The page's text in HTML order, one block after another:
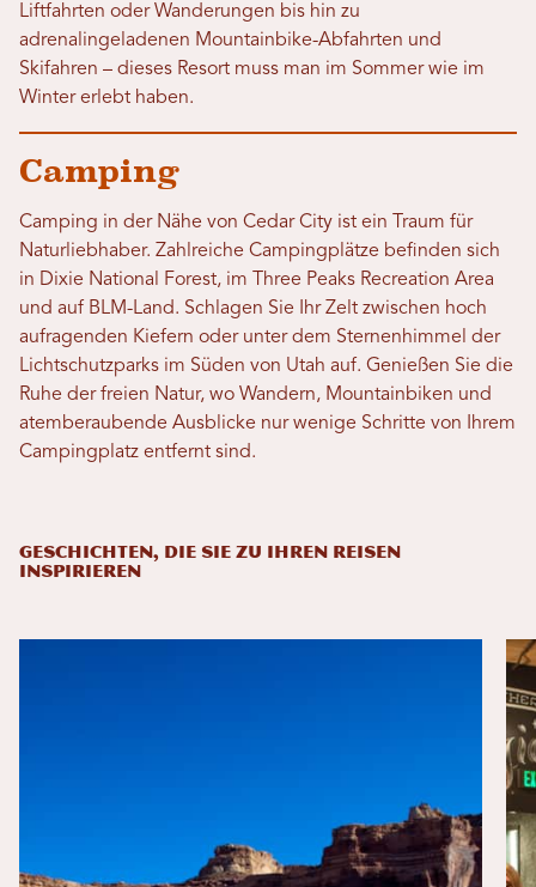
Liftfahrten oder Wanderungen bis hin zu
adrenalingeladenen Mountainbike-Abfahrten und
Skifahren – dieses Resort muss man im Sommer wie im
Winter erlebt haben.
Camping
Camping in der Nähe von Cedar City ist ein Traum für
Naturliebhaber. Zahlreiche Campingplätze befinden sich
in Dixie National Forest, im Three Peaks Recreation Area
und auf BLM-Land. Schlagen Sie Ihr Zelt zwischen hoch
aufragenden Kiefern oder unter dem Sternenhimmel der
Lichtschutzparks im Süden von Utah auf. Genießen Sie die
Ruhe der freien Natur, wo Wandern, Mountainbiken und
atemberaubende Ausblicke nur wenige Schritte von Ihrem
Campingplatz entfernt sind.
GESCHICHTEN, DIE SIE ZU IHREN REISEN
INSPIRIEREN